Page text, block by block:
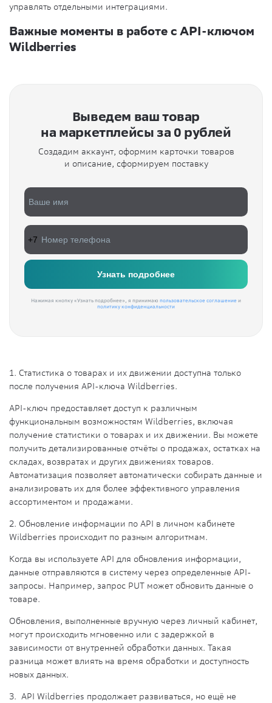
управлять отдельными интеграциями.
Важные моменты в работе с API-ключом
Wildberries
Выведем ваш товар
на маркетплейсы за 0 рублей
Создадим аккаунт, оформим карточки товаров
и описание, сформируем поставку
Нажимая кнопку «Узнать подробнее», я принимаю пользовательское соглашение и
политику конфиденциальности
1. Статистика о товарах и их движении доступна только
после получения API-ключа Wildberries.
API-ключ предоставляет доступ к различным
функциональным возможностям Wildberries, включая
получение статистики о товарах и их движении. Вы можете
получить детализированные отчёты о продажах, остатках на
складах, возвратах и других движениях товаров.
Автоматизация позволяет автоматически собирать данные и
анализировать их для более эффективного управления
ассортиментом и продажами.
2. Обновление информации по API в личном кабинете
Wildberries происходит по разным алгоритмам.
Когда вы используете API для обновления информации,
данные отправляются в систему через определенные API-
запросы. Например, запрос PUT может обновить данные о
товаре.
Обновления, выполненные вручную через личный кабинет,
могут происходить мгновенно или с задержкой в
зависимости от внутренней обработки данных. Такая
разница может влиять на время обработки и доступность
новых данных.
3. API Wildberries продолжает развиваться, но ещё не